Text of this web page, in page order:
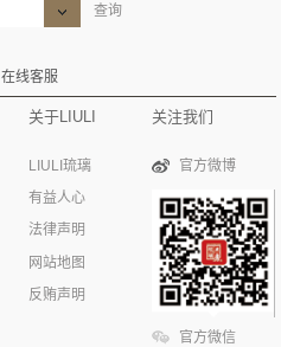
关于LIULI
LIULI琉璃
有益人心
法律声明
网站地图
反贿声明
关注我们
官方微博
官方微信
查询
在线客服